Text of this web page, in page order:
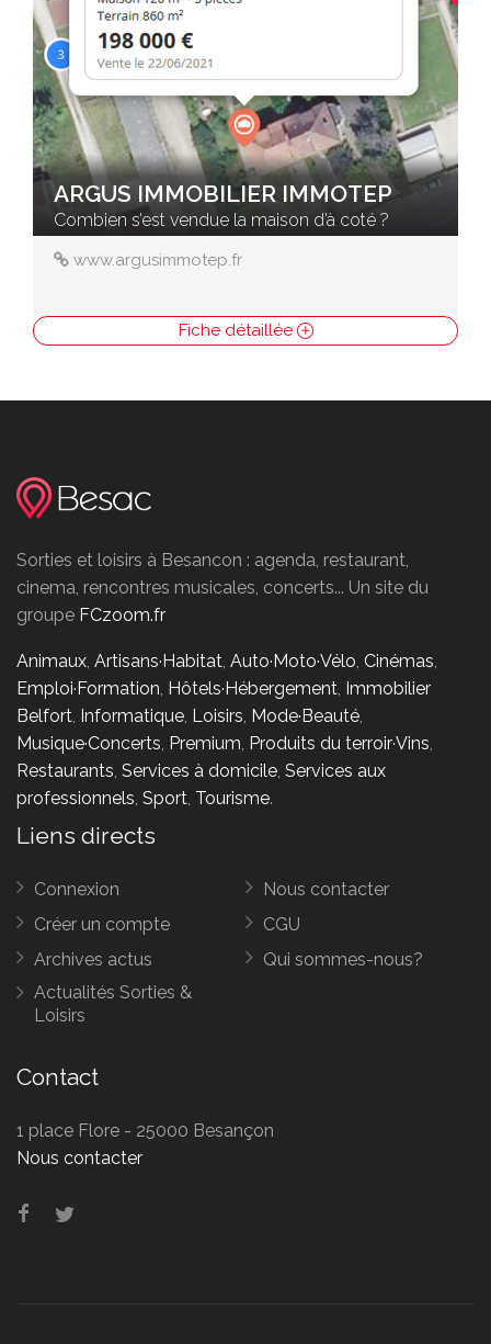
ARGUS IMMOBILIER IMMOTEP
Combien s’est vendue la maison d’à coté ?
www.argusimmotep.fr
Fiche détaillée
Sorties et loisirs à Besancon : agenda, restaurant,
cinema, rencontres musicales, concerts... Un site du
groupe FCzoom.fr
Animaux, Artisans·Habitat, Auto·Moto·Vélo, Cinémas,
Emploi·Formation, Hôtels·Hébergement, Immobilier
Belfort, Informatique, Loisirs, Mode·Beauté,
Musique·Concerts, Premium, Produits du terroir·Vins,
Restaurants, Services à domicile, Services aux
professionnels, Sport, Tourisme.
Liens directs
Connexion
Créer un compte
Archives actus
Actualités Sorties &
Loisirs
Nous contacter
CGU
Qui sommes-nous?
Contact
1 place Flore - 25000 Besançon
Nous contacter